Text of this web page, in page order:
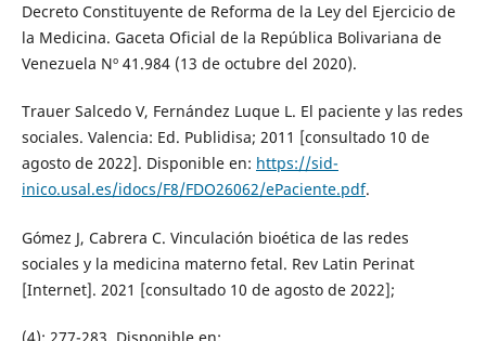
Decreto Constituyente de Reforma de la Ley del Ejercicio de
la Medicina. Gaceta Oficial de la República Bolivariana de
Venezuela Nº 41.984 (13 de octubre del 2020).
Trauer Salcedo V, Fernández Luque L. El paciente y las redes
sociales. Valencia: Ed. Publidisa; 2011 [consultado 10 de
agosto de 2022]. Disponible en: https://sid-
inico.usal.es/idocs/F8/FDO26062/ePaciente.pdf.
Gómez J, Cabrera C. Vinculación bioética de las redes
sociales y la medicina materno fetal. Rev Latin Perinat
[Internet]. 2021 [consultado 10 de agosto de 2022];
(4): 277-283. Disponible en: